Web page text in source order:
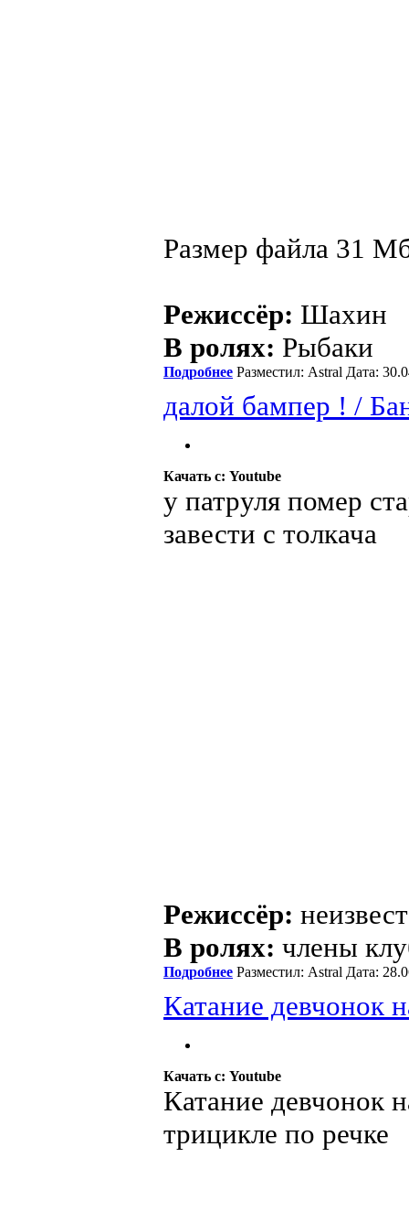
Размер файла 31
Режиссёр: Шахин
В ролях: Рыбаки
Подробнее Разместил: Astral Дата:
далой бампер ! /
Качать с: Youtube
у патруля помер
завести с толкача
Режиссёр:
В ролях: члены
Подробнее Разместил: Astral Дата:
Катание девчонок
Качать с: Youtube
Катание девчонок
трицикле по речке